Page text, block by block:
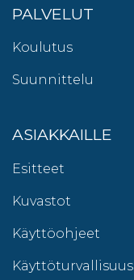
PALVELUT
Koulutus
Suunnittelu
ASIAKKAILLE
Esitteet
Kuvastot
Käyttöohjeet
Käyttöturvallisuus